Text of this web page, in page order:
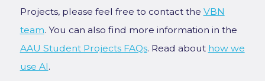
Projects, please feel free to contact the VBN
team. You can also find more information in the
AAU Student Projects FAQs. Read about how we
use AI.